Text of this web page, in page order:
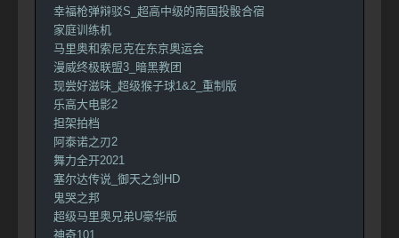
幸福枪弹辩驳S_超高中级的南国投骰合宿
家庭训练机
马里奥和索尼克在东京奥运会
漫威终极联盟3_暗黑教团
现尝好滋味_超级猴子球1&2_重制版
乐高大电影2
担架拍档
阿泰诺之刃2
舞力全开2021
塞尔达传说_御天之剑HD
鬼哭之邦
超级马里奥兄弟U豪华版
神奇101